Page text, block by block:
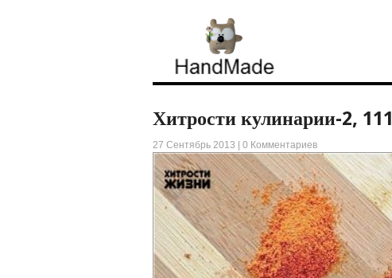
Хитрости кулинарии-2, 111
27 Сентябрь 2013 | 0 Комментариев